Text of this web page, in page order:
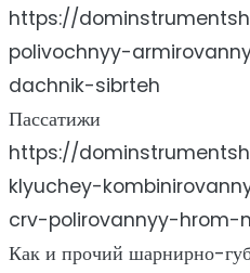
https://
polivochnyy-
dachnik-sibrteh
Пассатижи
https://
klyuchey-
crv-polirovannyy-hrom-
Как и прочий шарнирно-